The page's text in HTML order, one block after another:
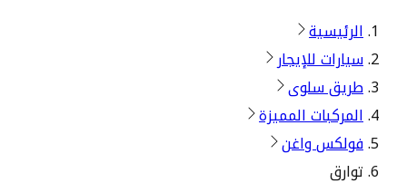
الرئيسية
سيارات للإيجار
طريق سلوى
المركبات المميزة
فولكس واغن
توارق